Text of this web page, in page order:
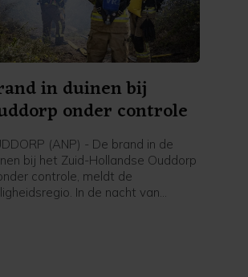
in duinen bij
onder controle
(ANP) - De brand in de
bij het Zuid-Hollandse Ouddorp
controle, meldt de
In de nacht van